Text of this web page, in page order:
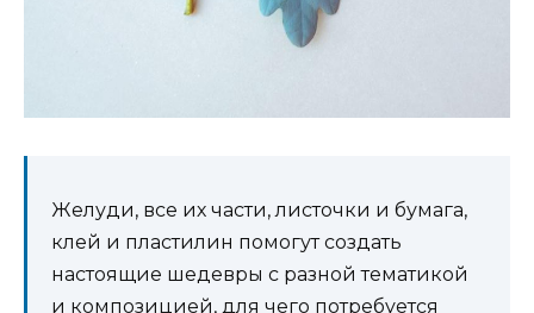
Желуди, все их части, листочки и бумага,
клей и пластилин помогут создать
настоящие шедевры с разной тематикой
и композицией, для чего потребуется